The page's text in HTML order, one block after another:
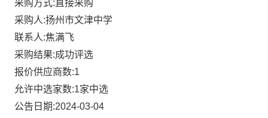
采购方式:直接采购
采购人:扬州市文津中学
联系人:焦满飞
采购结果:成功评选
报价供应商数:1
允许中选家数:1家中选
公告日期:2024-03-04